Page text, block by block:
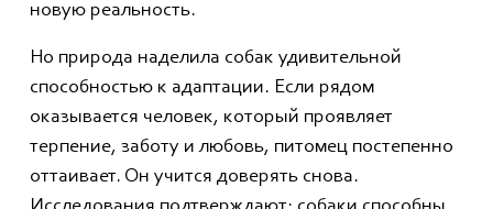
новую реальность.
Но природа наделила собак удивительной
способностью к адаптации. Если рядом
оказывается человек, который проявляет
терпение, заботу и любовь, питомец постепенно
оттаивает. Он учится доверять снова.